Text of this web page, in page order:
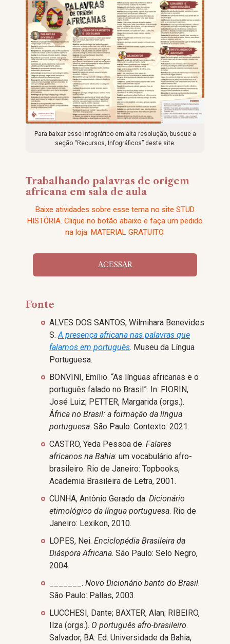
Para baixar esse infográfico em alta resolução, busque a
seção “Recursos, Infográficos” deste site.
Trabalhando palavras de origem
africana em sala de aula
Baixe atividades sobre esse tema no site STUD
HISTÓRIA. Clique no botão abaixo e faça um pedido
na loja. MATERIAL GRATUITO.
ACESSAR
Fonte
ALVES DOS SANTOS, Wilmihara Benevides
S.A presença africana nas palavras que
falamos em português. Museu da Língua
Portuguesa.
BONVINI, Emílio. “As línguas africanas e o
português falado no Brasil”. In: FIORIN,
José Luiz; PETTER, Margarida (orgs.).
África no Brasil: a formação da língua
portuguesa. São Paulo: Contexto: 2021.
CASTRO, Yeda Pessoa de. Falares
africanos na Bahia: um vocabulário afro-
brasileiro. Rio de Janeiro: Topbooks,
Academia Brasileira de Letra, 2001.
CUNHA, Antônio Gerado da. Dicionário
etimológico da língua portuguesa. Rio de
Janeiro: Lexikon, 2010.
LOPES, Nei. Enciclopédia Brasileira da
Diáspora Africana. São Paulo: Selo Negro,
2004.
_______. Novo Dicionário banto do Brasil.
São Paulo: Pallas, 2003.
LUCCHESI, Dante; BAXTER, Alan; RIBEIRO,
Ilza (orgs.). O português afro-brasileiro.
Salvador, BA: Ed. Universidade da Bahia,